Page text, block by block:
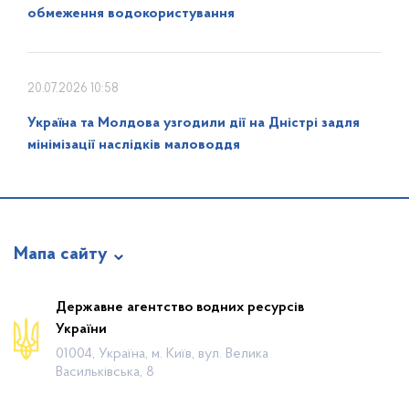
обмеження водокористування
20.07.2026 10:58
Україна та Молдова узгодили дії на Дністрі задля
мінімізації наслідків маловоддя
Мапа сайту
Про відомство
Діяльність
Громадянам
Державне агентство водних ресурсів
України
01004, Україна, м. Київ, вул. Велика
Васильківська, 8